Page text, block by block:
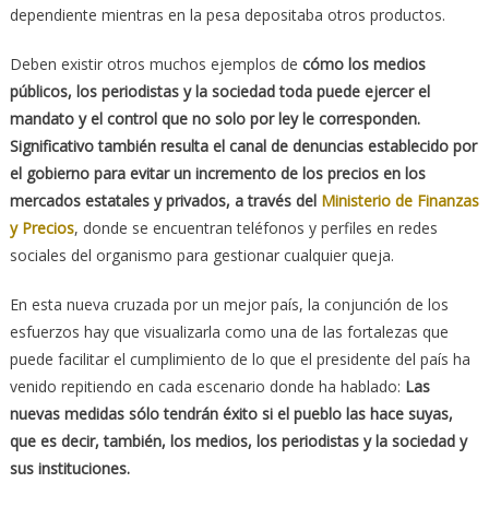
dependiente mientras en la pesa depositaba otros productos.
Deben existir otros muchos ejemplos de cómo los medios
públicos, los periodistas y la sociedad toda puede ejercer el
mandato y el control que no solo por ley le corresponden.
Significativo también resulta el canal de denuncias establecido por
el gobierno para evitar un incremento de los precios en los
mercados estatales y privados, a través del Ministerio de Finanzas
y Precios, donde se encuentran teléfonos y perfiles en redes
sociales del organismo para gestionar cualquier queja.
En esta nueva cruzada por un mejor país, la conjunción de los
esfuerzos hay que visualizarla como una de las fortalezas que
puede facilitar el cumplimiento de lo que el presidente del país ha
venido repitiendo en cada escenario donde ha hablado: Las
nuevas medidas sólo tendrán éxito si el pueblo las hace suyas,
que es decir, también, los medios, los periodistas y la sociedad y
sus instituciones.